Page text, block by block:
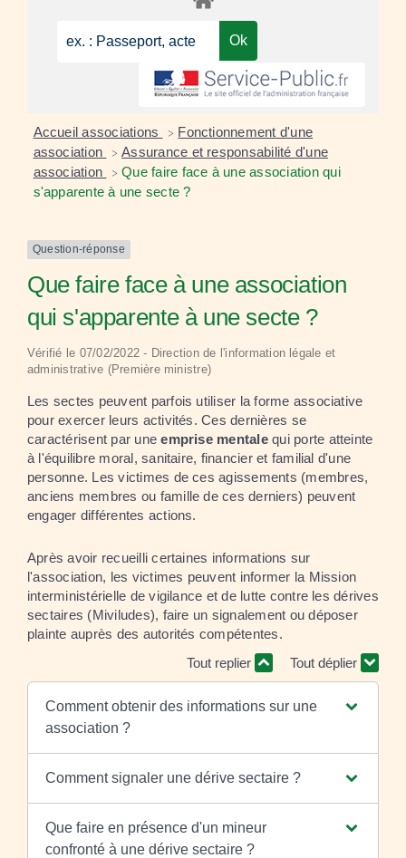
Accueil associations > Fonctionnement d'une
association
> Assurance et responsabilité d'une
association
> Que faire face à une association qui
s'apparente à une secte ?
Question-réponse
Que faire face à une association
qui s'apparente à une secte ?
Vérifié le 07/02/2022 - Direction de l'information légale et
administrative (Première ministre)
Les sectes peuvent parfois utiliser la forme associative
pour exercer leurs activités. Ces dernières se
caractérisent par uneemprise mentalequi porte atteinte
à l'équilibre moral, sanitaire, financier et familial d'une
personne. Les victimes de ces agissements (membres,
anciens membres ou famille de ces derniers) peuvent
engager différentes actions.
Après avoir recueilli certaines informations sur
l'association, les victimes peuvent informer la Mission
interministérielle de vigilance et de lutte contre les dérives
sectaires (Miviludes), faire un signalement ou déposer
plainte auprès des autorités compétentes.
Tout replier
Tout déplier
Comment obtenir des informations sur une
association ?
Comment signaler une dérive sectaire ?
Que faire en présence d'un mineur
confronté à une dérive sectaire ?